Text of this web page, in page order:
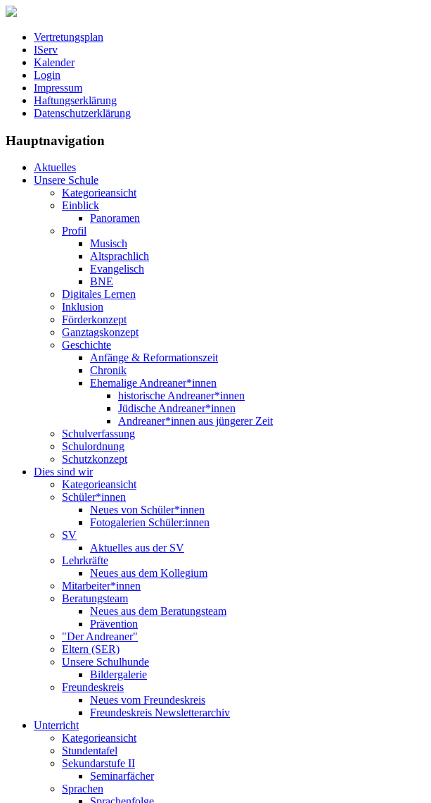
Vertretungsplan
IServ
Kalender
Login
Impressum
Haftungserklärung
Datenschutzerklärung
Hauptnavigation
Aktuelles
Unsere Schule
Kategorieansicht
Einblick
Panoramen
Profil
Musisch
Altsprachlich
Evangelisch
BNE
Digitales Lernen
Inklusion
Förderkonzept
Ganztagskonzept
Geschichte
Anfänge & Reformationszeit
Chronik
Ehemalige Andreaner*innen
historische Andreaner*innen
Jüdische Andreaner*innen
Andreaner*innen aus jüngerer Zeit
Schulverfassung
Schulordnung
Schutzkonzept
Dies sind wir
Kategorieansicht
Schüler*innen
Neues von Schüler*innen
Fotogalerien Schüler:innen
SV
Aktuelles aus der SV
Lehrkräfte
Neues aus dem Kollegium
Mitarbeiter*innen
Beratungsteam
Neues aus dem Beratungsteam
Prävention
"Der Andreaner"
Eltern (SER)
Unsere Schulhunde
Bildergalerie
Freundeskreis
Neues vom Freundeskreis
Freundeskreis Newsletterarchiv
Unterricht
Kategorieansicht
Stundentafel
Sekundarstufe II
Seminarfächer
Sprachen